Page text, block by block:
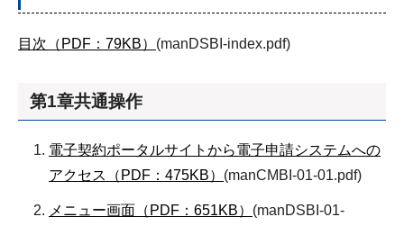
目次（PDF：79KB） (manDSBI-index.pdf)
第1章共通操作
電子契約ポータルサイトから電子申請システムへの
アクセス（PDF：475KB） (manCMBI-01-01.pdf)
メニュー画面（PDF：651KB） (manDSBI-01-